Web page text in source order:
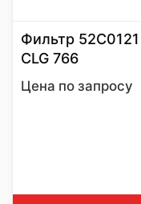
Фильтр 52С0121
CLG 766
Цена по запросу